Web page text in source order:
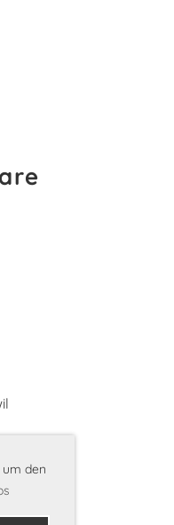
den
Huttwil
Huttwil